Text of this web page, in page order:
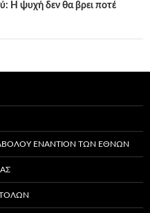
Η ψυχή δεν θα βρει ποτέ
ΕΝΑΝΤΊΟΝ ΤΩΝ ΕΘΝΏΝ